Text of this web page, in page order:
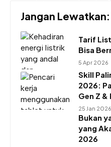
Jangan Lewatkan:
Tarif
Bisa
5 Apr 2026
Skill
2026:
Gen Z
25 Jan 2026
Bukan
yang
2026